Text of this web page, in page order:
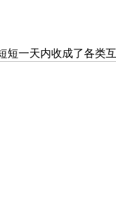
一天内收成了各类